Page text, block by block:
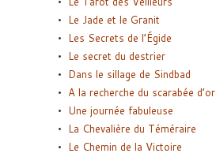
Le Jade et le Granit
Les Secrets de l’Égide
Le secret du destrier
Dans le sillage de Sindbad
A la recherche du scarabée d’or
Une journée fabuleuse
La Chevalière du Téméraire
Le Chemin de la Victoire